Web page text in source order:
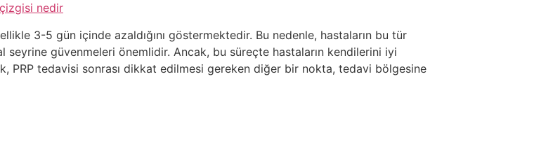
çizgisi nedir
3-5 gün içinde azaldığını göstermektedir. Bu nedenle, hastaların bu tür
seyrine güvenmeleri önemlidir. Ancak, bu süreçte hastaların kendilerini iyi
PRP tedavisi sonrası dikkat edilmesi gereken diğer bir nokta, tedavi bölgesine